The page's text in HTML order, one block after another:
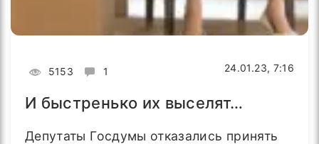
5153 1 24.01.23, 7:16
И быстренько их выселят…
Депутаты Госдумы отказались принять